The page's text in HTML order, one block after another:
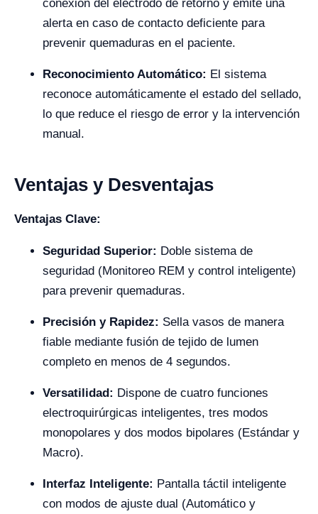
conexión del electrodo de retorno y emite una
alerta en caso de contacto deficiente para
prevenir quemaduras en el paciente.
Reconocimiento Automático: El sistema
reconoce automáticamente el estado del sellado,
lo que reduce el riesgo de error y la intervención
manual.
Ventajas y Desventajas
Ventajas Clave:
Seguridad Superior: Doble sistema de
seguridad (Monitoreo REM y control inteligente)
para prevenir quemaduras.
Precisión y Rapidez: Sella vasos de manera
fiable mediante fusión de tejido de lumen
completo en menos de 4 segundos.
Versatilidad: Dispone de cuatro funciones
electroquirúrgicas inteligentes, tres modos
monopolares y dos modos bipolares (Estándar y
Macro).
Interfaz Inteligente: Pantalla táctil inteligente
con modos de ajuste dual (Automático y